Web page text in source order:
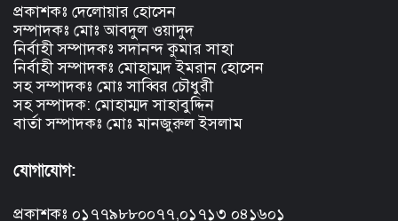
প্রকাশকঃ দেলোয়ার হোসেন
সম্পাদকঃ মোঃ আবদুল ওয়াদুদ
নির্বাহী সম্পাদকঃ সদানন্দ কুমার সাহা
নির্বাহী সম্পাদকঃ মোহাম্মদ ইমরান হোসেন
সহ সম্পাদকঃ মোঃ সাব্বির চৌধুরী
সহ সম্পাদক: মোহাম্মদ সাহাবুদ্দিন
বার্তা সম্পাদকঃ মোঃ মানজুরুল ইসলাম
যোগাযোগ:
প্রকাশকঃ ০১৭৭৯৮৮০০৭৭,০১৭১৩ ০৪১৬০১